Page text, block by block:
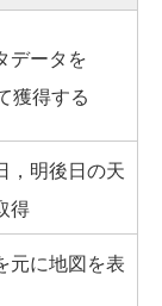
データを
獲得する
，明後日の天
得
元に地図を表